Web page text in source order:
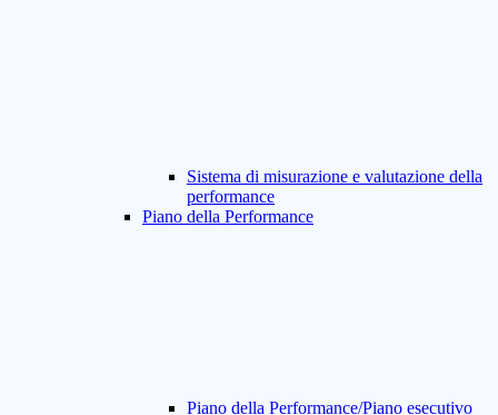
Sistema di misurazione e valutazione della
performance
Piano della Performance
Piano della Performance/Piano esecutivo